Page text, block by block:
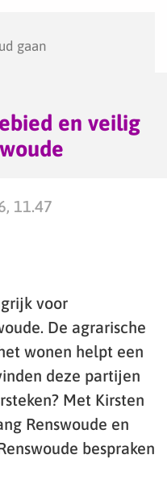
gaan
en veilig
11.47
voor
De agrarische
wonen helpt een
deze partijen
Met Kirsten
Renswoude en
bespraken